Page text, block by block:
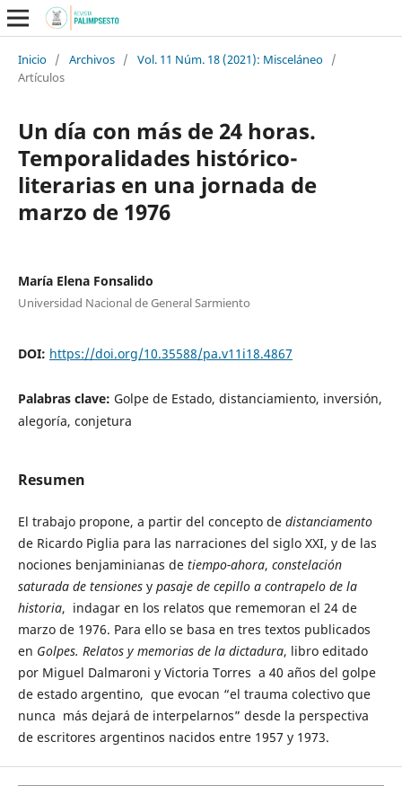
Inicio / Archivos / Vol. 11 Núm. 18 (2021): Misceláneo /
Artículos
Un día con más de 24 horas.
Temporalidades histórico-
literarias en una jornada de
marzo de 1976
María Elena Fonsalido
Universidad Nacional de General Sarmiento
DOI: https://doi.org/10.35588/pa.v11i18.4867
Palabras clave: Golpe de Estado, distanciamiento, inversión,
alegoría, conjetura
Resumen
El trabajo propone, a partir del concepto de distanciamento
de Ricardo Piglia para las narraciones del siglo XXI, y de las
nociones benjaminianas de tiempo-ahora, constelación
saturada de tensionesy pasaje de cepillo a contrapelo de la
historia, indagar en los relatos que rememoran el 24 de
marzo de 1976. Para ello se basa en tres textos publicados
en Golpes. Relatos y memorias de la dictadura, libro editado
por Miguel Dalmaroni y Victoria Torres a 40 años del golpe
de estado argentino, que evocan “el trauma colectivo que
nunca más dejará de interpelarnos” desde la perspectiva
de escritores argentinos nacidos entre 1957 y 1973.